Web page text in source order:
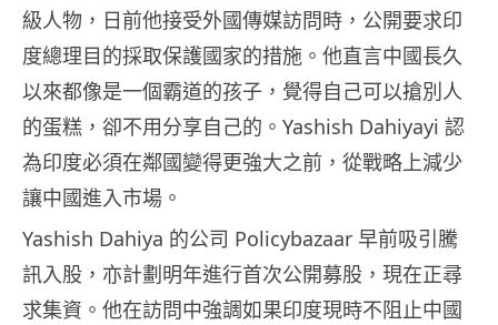
級人物，日前他接受外國傳媒訪問時，公開要求印
度總理目的採取保護國家的措施。他直言中國長久
以來都像是一個霸道的孩子，覺得自己可以搶別人
的蛋糕，卻不用分享自己的。Yashish Dahiyayi 認
為印度必須在鄰國變得更強大之前，從戰略上減少
讓中國進入市場。
Yashish Dahiya 的公司 Policybazaar 早前吸引騰
訊入股，亦計劃明年進行首次公開募股，現在正尋
求集資。他在訪問中強調如果印度現時不阻止中國